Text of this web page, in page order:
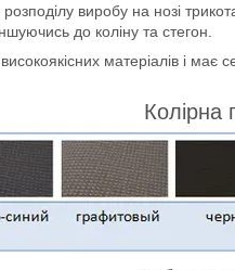
виробу на нозі
до коліну та стегон.
матеріалів і
Колірна